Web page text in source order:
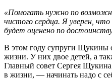
«Помогать нужно по
чистого сердца. Я уверен,
будет оценено по
В этом году супруги Щукины
жизни. У них двое детей, а
Главный совет Сергея Щукина
в жизни, — начинать надо с